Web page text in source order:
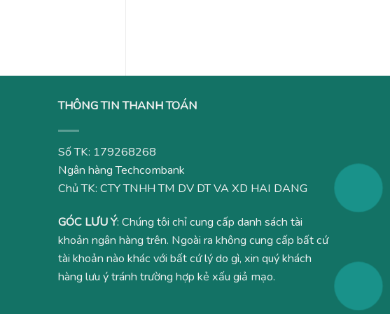
THÔNG TIN THANH TOÁN
Số TK: 179268268
Ngân hàng Techcombank
Chủ TK: CTY TNHH TM DV DT VA XD HAI DANG
GÓC LƯU Ý: Chúng tôi chỉ cung cấp danh sách tài
khoản ngân hàng trên. Ngoài ra không cung cấp bất cứ
tài khoản nào khác với bất cứ lý do gì, xin quý khách
hàng lưu ý tránh trường hợp kẻ xấu giả mạo.